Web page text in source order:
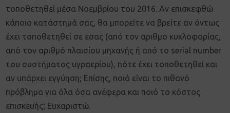
τοποθετηθεί μέσα Νοεμβρίου του 2016. Αν επισκεφθώ
κάποιο κατάστημά σας, θα μπορείτε να βρείτε αν όντως
έχει τοποθετηθεί σε εσας (από τον αριθμο κυκλοφορίας,
από τον αριθμό πλαισίου μηχανής ή από το serial number
του συστήματος υγραερίου), πότε έχει τοποθετηθεί και
αν υπάρχει εγγύηση; Επίσης, ποιό είναι το πιθανό
πρόβλημα για όλα όσα ανέφερα και ποιό το κόστος
επισκευής; Ευχαριστώ.